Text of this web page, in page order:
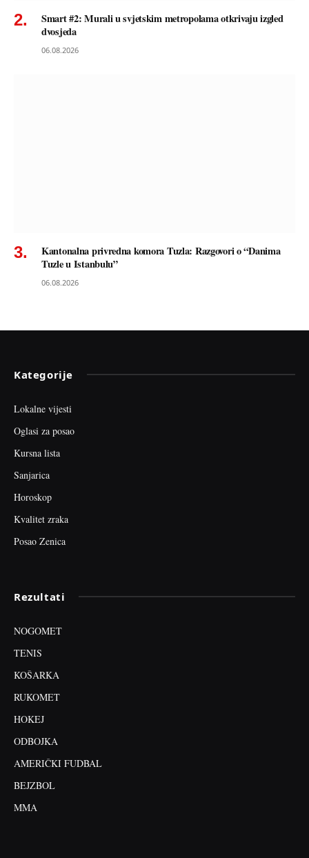
Smart #2: Murali u svjetskim metropolama otkrivaju izgled
dvosjeda
06.08.2026
Kantonalna privredna komora Tuzla: Razgovori o “Danima
Tuzle u Istanbulu”
06.08.2026
Kategorije
Lokalne vijesti
Oglasi za posao
Kursna lista
Sanjarica
Horoskop
Kvalitet zraka
Posao Zenica
Rezultati
NOGOMET
TENIS
KOŠARKA
RUKOMET
HOKEJ
ODBOJKA
AMERIČKI FUDBAL
BEJZBOL
MMA